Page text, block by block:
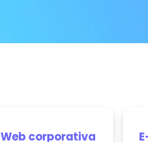
Web corporativa